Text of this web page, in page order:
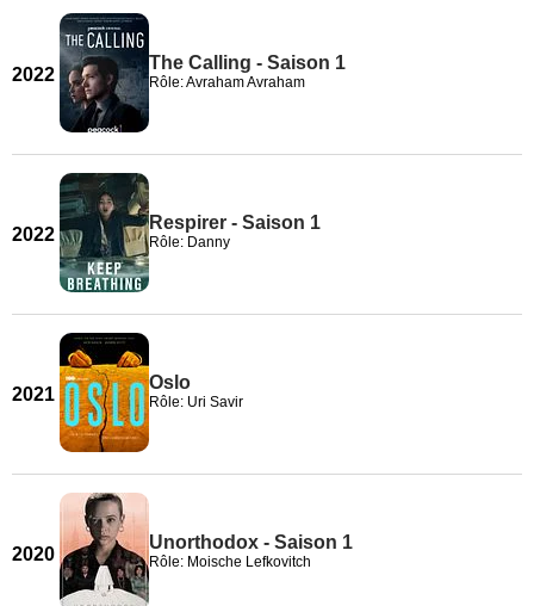
2022
The Calling - Saison 1
Rôle: Avraham Avraham
2022
Respirer - Saison 1
Rôle: Danny
2021
Oslo
Rôle: Uri Savir
2020
Unorthodox - Saison 1
Rôle: Moische Lefkovitch